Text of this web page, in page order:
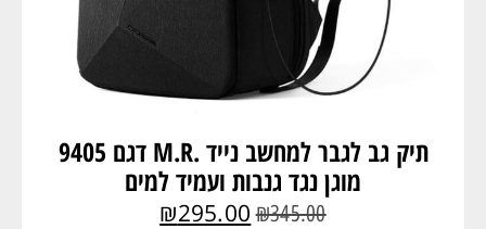
תיק גב לגבר למחשב נייד .M.R דגם 9405
מוגן נגד גנבות ועמיד למים
₪345.00
₪295.00